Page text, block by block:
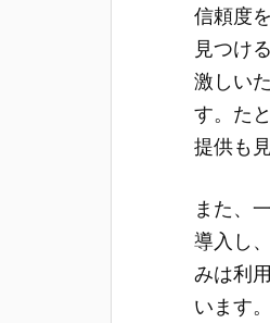
信頼度
見つけ
激しい
す。た
提供も
また、
導入し
みは利
います